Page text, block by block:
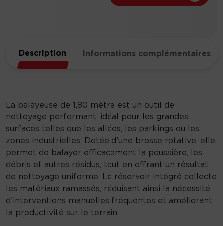
t
é
B
a
l
a
y
e
u
s
e
p
Description Informations complémentaires
La balayeuse de 1,80 mètre est un outil de
nettoyage performant, idéal pour les grandes
surfaces telles que les allées, les parkings ou les
zones industrielles. Dotée d’une brosse rotative, elle
permet de balayer efficacement la poussière, les
débris et autres résidus, tout en offrant un résultat
de nettoyage uniforme. Le réservoir intégré collecte
les matériaux ramassés, réduisant ainsi la nécessité
d’interventions manuelles fréquentes et améliorant
la productivité sur le terrain.